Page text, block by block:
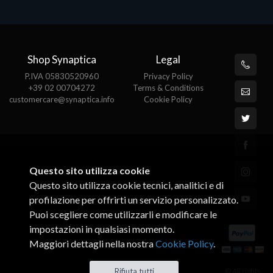
Shop Synaptica
P.IVA 05830520960
+39 02 00704272
customercare@synaptica.info
Legal
Privacy Policy
Terms & Conditions
Cookie Policy
Questo sito utilizza cookie
Questo sito utilizza cookie tecnici, analitici e di
profilazione per offrirti un servizio personalizzato.
Puoi scegliere come utilizzarli e modificare le
impostazioni in qualsiasi momento.
Maggiori dettagli nella nostraCookie Policy.